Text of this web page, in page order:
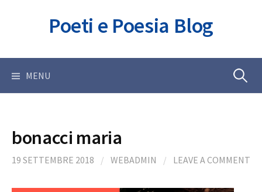
Poeti e Poesia Blog
MENU Ricerca
bonacci maria
19 SETTEMBRE 2018 / WEBADMIN / LEAVE A COMMENT